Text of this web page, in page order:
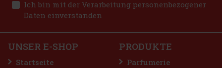
Ich bin mit der Verarbeitung personenbezogener
Daten einverstanden
UNSER E-SHOP
Startseite
PRODUKTE
Parfumerie